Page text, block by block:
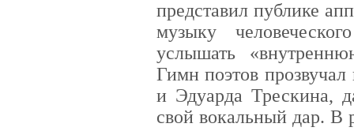
представил публике
музыку
услышать
Гимн поэтов прозвучал
и Эдуарда Трескина,
свой вокальный дар. В